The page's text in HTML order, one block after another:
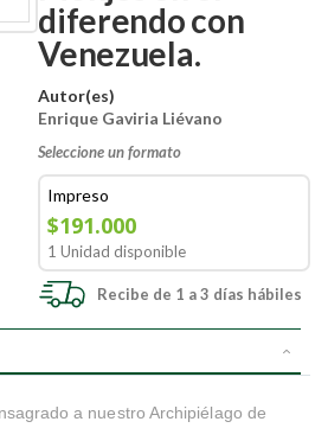
diferendo con
Venezuela.
Autor(es)
Enrique Gaviria Liévano
Seleccione un formato
Impreso
$191.000
1 Unidad disponible
Recibe de 1 a 3 días hábiles
a nuestro Archipiélago de